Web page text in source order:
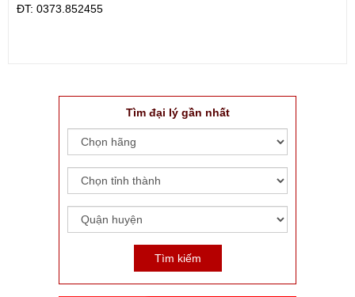
ÐT: 0373.852455
Tìm đại lý gần nhất